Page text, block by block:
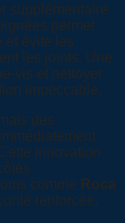
supplémentaire
permet
et évite les
les joints. Une
vis et nettoyer
impeccable.
des
innovation
comme Roca
renforcée.